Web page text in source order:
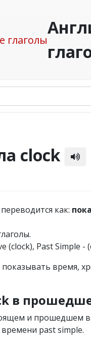
clock
как:
(clock), Past Simple -
показывать время,
в
и прошедшем
past simple.